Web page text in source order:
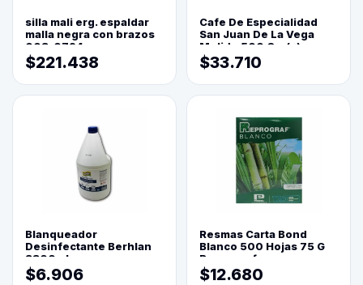
silla mali erg. espaldar
malla negra con brazos
003-0794
$221.438
Cafe De Especialidad
San Juan De La Vega
Molido 500 Grs(=)
$33.710
Blanqueador
Desinfectante Berhlan
3800ml
$6.906
Resmas Carta Bond
Blanco 500 Hojas 75 G
Reprograf.
$12.680